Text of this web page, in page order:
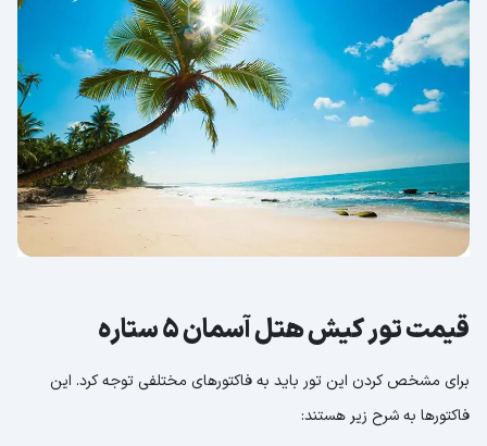
قیمت تور کیش هتل آسمان 5 ستاره
برای مشخص کردن این تور باید به فاکتورهای مختلفی توجه کرد. این
فاکتورها به شرح زیر هستند: